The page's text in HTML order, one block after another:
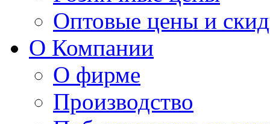
Оптовые цены и
О Компании
О фирме
Производство